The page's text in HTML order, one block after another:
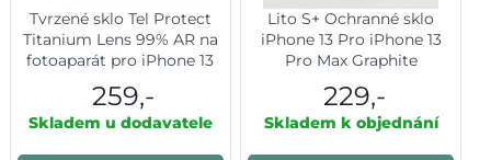
Tvrzené sklo Tel Protect
Titanium Lens 99% AR na
fotoaparát pro iPhone 13
pcs)
259,-
Skladem u dodavatele
Lito S+ Ochranné sklo
iPhone 13 Pro iPhone 13
Pro Max Graphite
229,-
Skladem k objednání